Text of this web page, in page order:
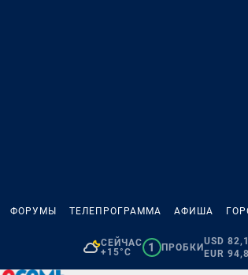
ФОРУМЫ ТЕЛЕПРОГРАММА АФИША
СЕЙЧАС
+15°C
1 ПРОБКИ
USD
EUR